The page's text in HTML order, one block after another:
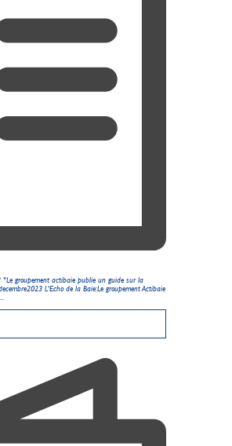
"Le groupement actibaie publie un guide sur la
L'Echo de la Baie:Le groupement Actibaie